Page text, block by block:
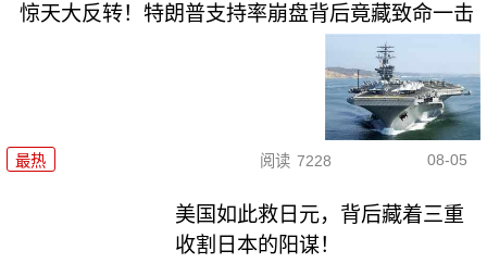
惊天大反转！特朗普支持率崩盘背后竟藏致命一击
最热 阅读 7228 08-05
美国如此救日元，背后藏着三重
收割日本的阳谋！